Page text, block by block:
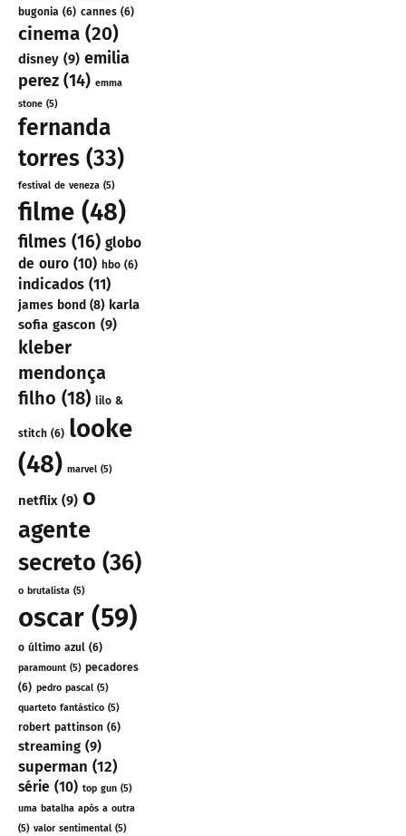
bugonia (6) cannes (6)
cinema (20)
disney (9) emilia
perez (14) emma
stone (5)
fernanda
torres (33)
festival de veneza (5)
filme (48)
filmes (16) globo
de ouro (10) hbo (6)
indicados (11)
james bond (8) karla
sofia gascon (9)
kleber
mendonça
filho (18) lilo &
stitch (6) looke
(48) marvel (5)
netflix(9) o
agente
secreto (36)
o brutalista (5)
oscar (59)
o último azul (6)
paramount (5) pecadores
(6) pedro pascal (5)
quarteto fantástico (5)
robert pattinson (6)
streaming (9)
superman (12)
série (10) top gun (5)
uma batalha após a outra
(5) valor sentimental (5)